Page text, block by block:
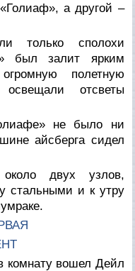
а другой –
только сполохи
был залит ярким
полетную
отсветы
не было ни
айсберга сидел
двух узлов,
стальными и к утру
комнату вошел Дейл